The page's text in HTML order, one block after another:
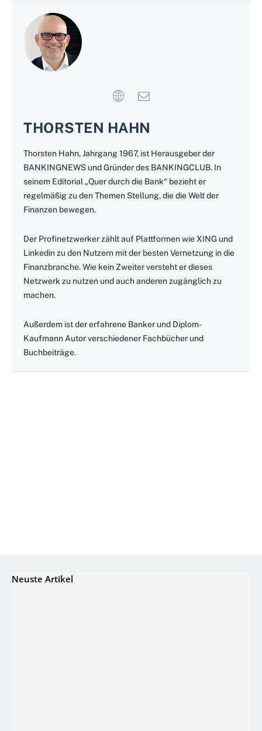
THORSTEN HAHN
Thorsten Hahn, Jahrgang 1967, ist Herausgeber der
BANKINGNEWS und Gründer des BANKINGCLUB. In
seinem Editorial „Quer durch die Bank“ bezieht er
regelmäßig zu den Themen Stellung, die die Welt der
Finanzen bewegen.
Der Profinetzwerker zählt auf Plattformen wie XING und
Linkedin zu den Nutzern mit der besten Vernetzung in die
Finanzbranche. Wie kein Zweiter versteht er dieses
Netzwerk zu nutzen und auch anderen zugänglich zu
machen.
Außerdem ist der erfahrene Banker und Diplom-
Kaufmann Autor verschiedener Fachbücher und
Buchbeiträge.
Neuste Artikel